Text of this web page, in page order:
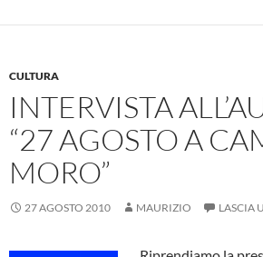
o
k
A
g
vi
CULTURA
INTERVISTA
“27 AGOSTO A
MORO”
27 AGOSTO 2010 MAURIZIO LASCIA